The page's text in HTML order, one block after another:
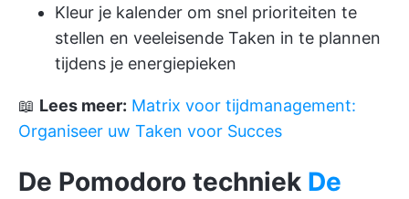
Kleur je kalender om snel prioriteiten te
stellen en veeleisende Taken in te plannen
tijdens je energiepieken
📖 Lees meer: Matrix voor tijdmanagement:
Organiseer uw Taken voor Succes
De Pomodoro techniek De